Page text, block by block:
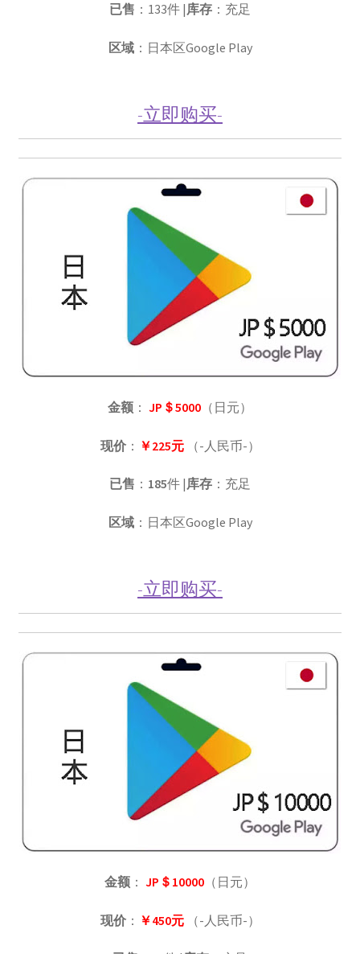
已售 ：133件 |库存 ：充足
区域：日本区Google Play
-立即购买-
金额 ： JP＄5000 （日元）
现价： ￥225元（-人民币-）
已售 ： 185件 |库存 ：充足
区域：日本区Google Play
-立即购买-
金额 ： JP＄10000 （日元）
现价： ￥450元（-人民币-）